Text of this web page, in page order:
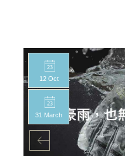
12 Oct
31 March